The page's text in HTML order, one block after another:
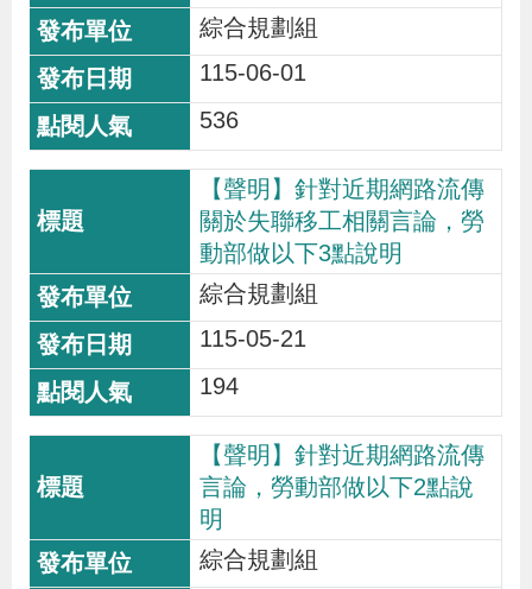
務
專
區
線
上
辦
宣
導
專
相
關
綜合規劃組
115-06-01
536
【聲明】針對近期網路流傳
關於失聯移工相關言論，勞
動部做以下3點說明
綜合規劃組
115-05-21
194
【聲明】針對近期網路流傳
言論，勞動部做以下2點說
明
綜合規劃組